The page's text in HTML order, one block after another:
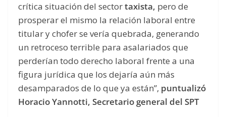
crítica situación del sectortaxista, pero de
prosperar el mismo la relación laboral entre
titular y chofer se vería quebrada, generando
un retroceso terrible para asalariados que
perderían todo derecho laboral frente a una
figura jurídica que los dejaría aún más
desamparados de lo que ya están”, puntualizó
Horacio Yannotti, Secretario general del SPT